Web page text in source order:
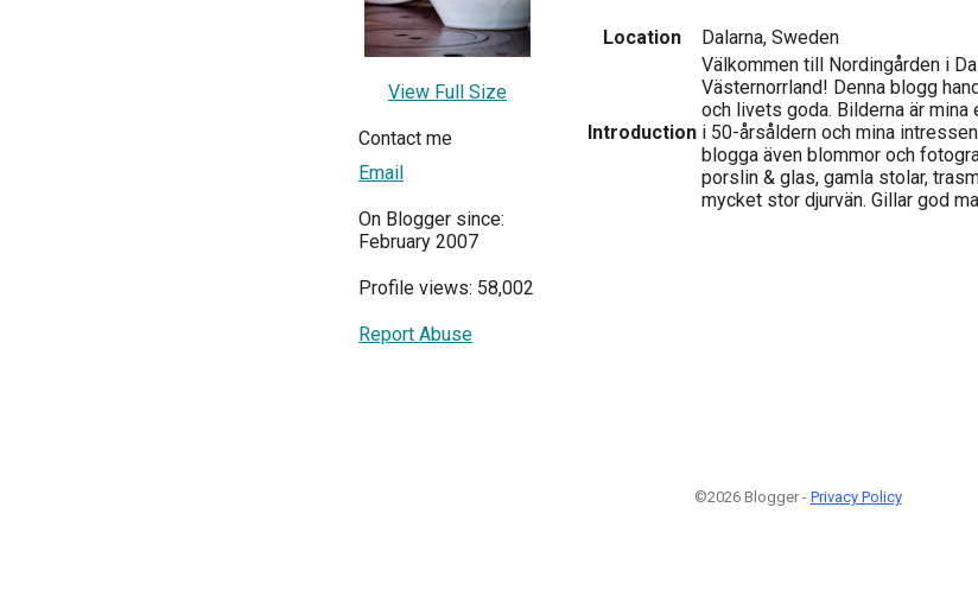
View Full Size
Contact me
Email
On Blogger since:
February 2007
Profile views: 58,002
Report Abuse
Location Dalarna, Sweden
Introduction
Välkommen till Nordingården i
Västernorrland! Denna blogg
och livets goda. Bilderna är mina
i 50-årsåldern och mina
blogga även blommor och
porslin & glas, gamla stolar,
mycket stor djurvän. Gillar god
©2026 Blogger - Privacy Policy